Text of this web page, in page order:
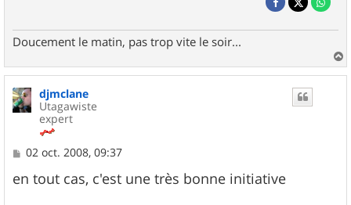
Doucement le matin, pas trop vite le soir...
a
u
djmclane
Utagawiste
expert
M
s
s
02 oct. 2008, 09:37
en tout cas, c'est une très bonne initiative